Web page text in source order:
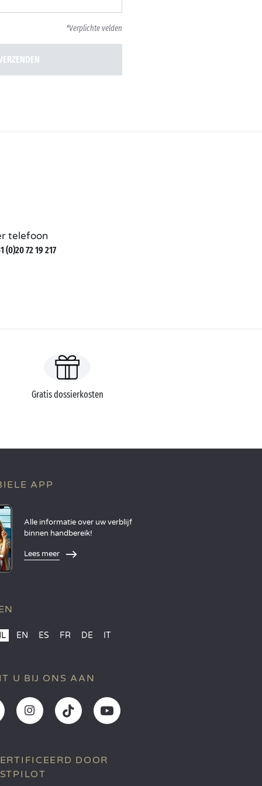
*Verplichte velden
telefoon
(0)20 72 19 217
Gratis dossierkosten
APP
Alle informatie over uw verblijf
binnen handbereik!
Lees meer
EN ES FR DE IT
U BIJ ONS AAN
DOOR